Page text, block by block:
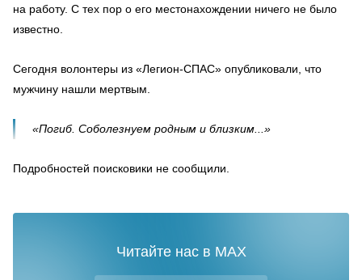
на работу. С тех пор о его местонахождении ничего не было
известно.
Сегодня волонтеры из «Легион-СПАС» опубликовали, что
мужчину нашли мертвым.
«Погиб. Соболезнуем родным и близким...»
Подробностей поисковики не сообщили.
Читайте нас в MAX